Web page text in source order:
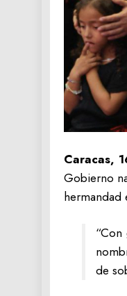
Caracas,
Gobierno
hermandad
de